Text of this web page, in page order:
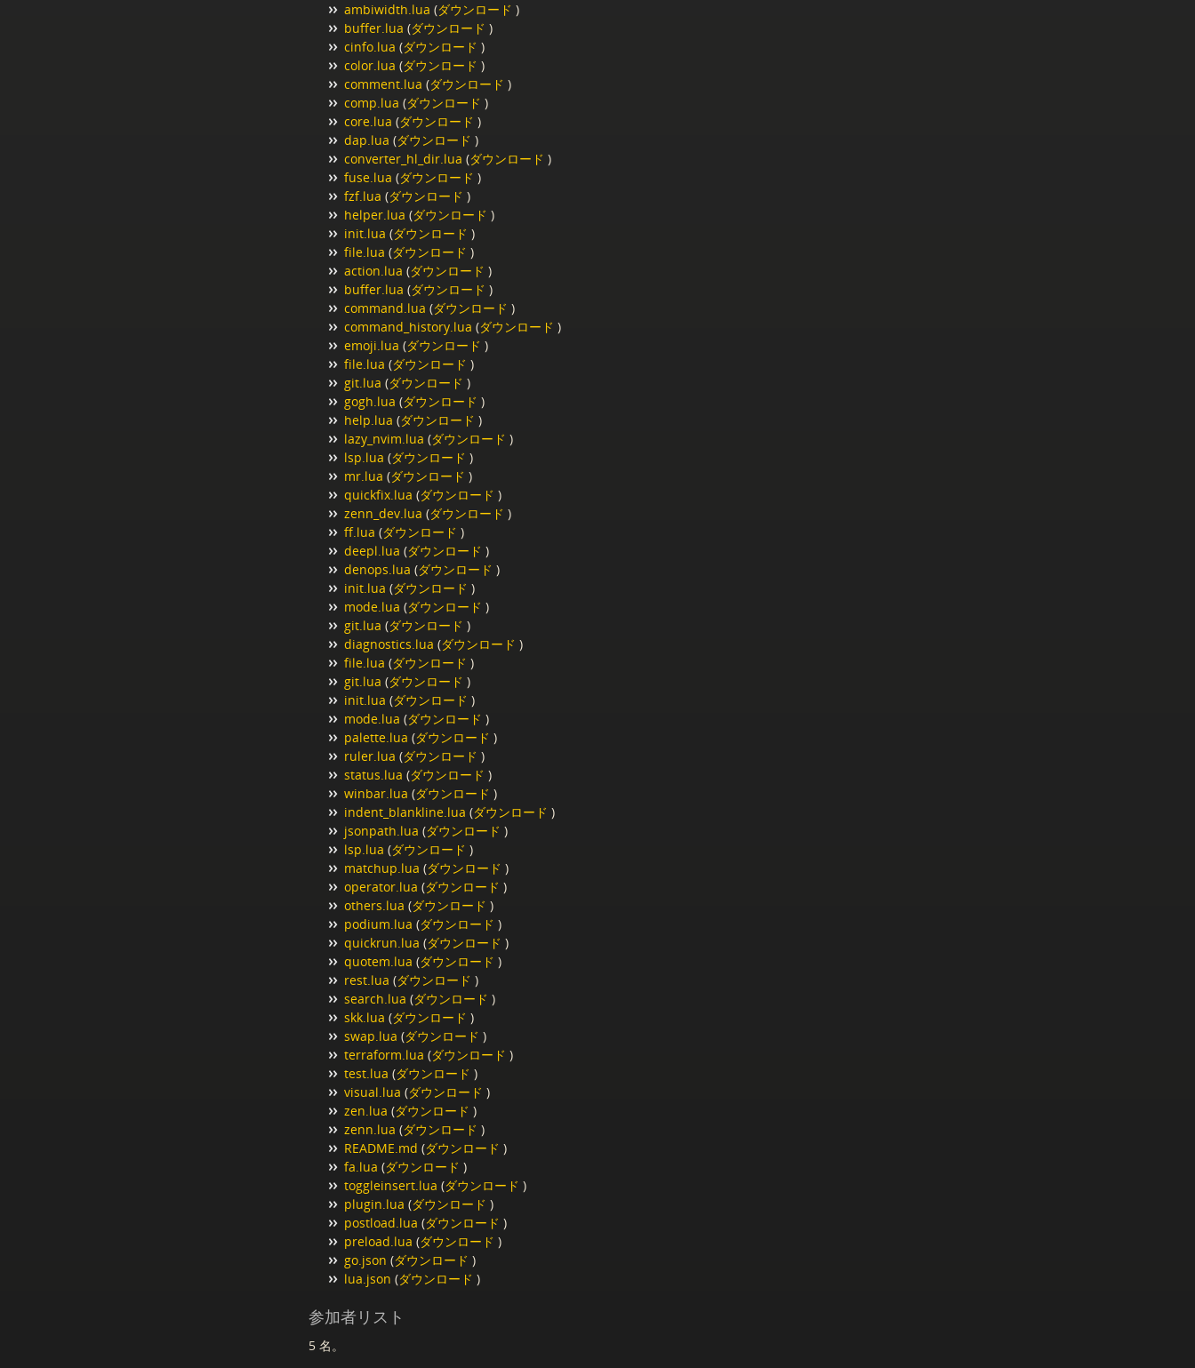
ambiwidth.lua (ダウンロード )
buffer.lua (ダウンロード )
cinfo.lua (ダウンロード )
color.lua (ダウンロード )
comment.lua (ダウンロード )
comp.lua (ダウンロード )
core.lua (ダウンロード )
dap.lua (ダウンロード )
converter_hl_dir.lua (ダウンロード )
fuse.lua (ダウンロード )
fzf.lua (ダウンロード )
helper.lua (ダウンロード )
init.lua (ダウンロード )
file.lua (ダウンロード )
action.lua (ダウンロード )
buffer.lua (ダウンロード )
command.lua (ダウンロード )
command_history.lua (ダウンロード )
emoji.lua (ダウンロード )
file.lua (ダウンロード )
git.lua (ダウンロード )
gogh.lua (ダウンロード )
help.lua (ダウンロード )
lazy_nvim.lua (ダウンロード )
lsp.lua (ダウンロード )
mr.lua (ダウンロード )
quickfix.lua (ダウンロード )
zenn_dev.lua (ダウンロード )
ff.lua (ダウンロード )
deepl.lua (ダウンロード )
denops.lua (ダウンロード )
init.lua (ダウンロード )
mode.lua (ダウンロード )
git.lua (ダウンロード )
diagnostics.lua (ダウンロード )
file.lua (ダウンロード )
git.lua (ダウンロード )
init.lua (ダウンロード )
mode.lua (ダウンロード )
palette.lua (ダウンロード )
ruler.lua (ダウンロード )
status.lua (ダウンロード )
winbar.lua (ダウンロード )
indent_blankline.lua (ダウンロード )
jsonpath.lua (ダウンロード )
lsp.lua (ダウンロード )
matchup.lua (ダウンロード )
operator.lua (ダウンロード )
others.lua (ダウンロード )
podium.lua (ダウンロード )
quickrun.lua (ダウンロード )
quotem.lua (ダウンロード )
rest.lua (ダウンロード )
search.lua (ダウンロード )
skk.lua (ダウンロード )
swap.lua (ダウンロード )
terraform.lua (ダウンロード )
test.lua (ダウンロード )
visual.lua (ダウンロード )
zen.lua (ダウンロード )
zenn.lua (ダウンロード )
README.md (ダウンロード )
fa.lua (ダウンロード )
toggleinsert.lua (ダウンロード )
plugin.lua (ダウンロード )
postload.lua (ダウンロード )
preload.lua (ダウンロード )
go.json (ダウンロード )
lua.json (ダウンロード )
参加者リスト
5 名。